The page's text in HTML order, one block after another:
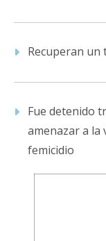
Recuperan un
Fue detenido
amenazar a la
femicidio